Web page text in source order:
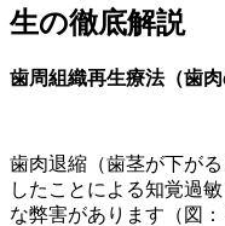
生の徹底解説
歯周組織再生療法（歯肉
歯肉退縮（歯茎が下が
したことによる知覚過
な弊害があります（図：